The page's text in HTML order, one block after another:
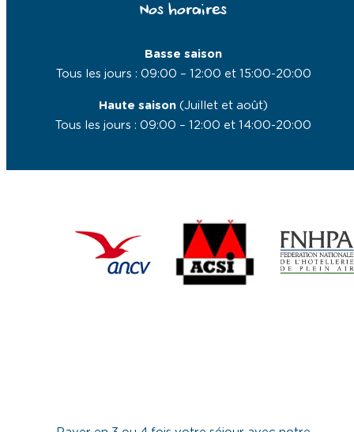
Nos horaires
Basse saison
Tous les jours : 09:00 – 12:00 et 15:00-20:00
Haute saison (Juillet et août)
Tous les jours : 09:00 – 12:00 et 14:00-20:00